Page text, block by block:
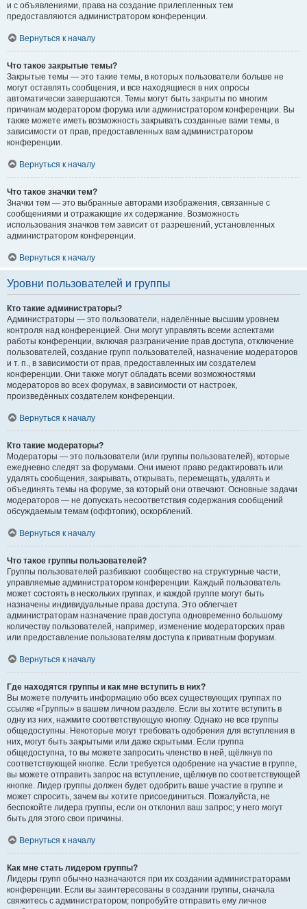
и с объявлениями, права на создание прилепленных тем
предоставляются администратором конференции.
Вернуться к началу
Что такое закрытые темы?
Закрытые темы — это такие темы, в которых пользователи больше не
могут оставлять сообщения, и все находящиеся в них опросы
автоматически завершаются. Темы могут быть закрыты по многим
причинам модератором форума или администратором конференции. Вы
также можете иметь возможность закрывать созданные вами темы, в
зависимости от прав, предоставленных вам администратором
конференции.
Вернуться к началу
Что такое значки тем?
Значки тем — это выбранные авторами изображения, связанные с
сообщениями и отражающие их содержание. Возможность
использования значков тем зависит от разрешений, установленных
администратором конференции.
Вернуться к началу
Уровни пользователей и группы
Кто такие администраторы?
Администраторы — это пользователи, наделённые высшим уровнем
контроля над конференцией. Они могут управлять всеми аспектами
работы конференции, включая разграничение прав доступа, отключение
пользователей, создание групп пользователей, назначение модераторов
и т. п., в зависимости от прав, предоставленных им создателем
конференции. Они также могут обладать всеми возможностями
модераторов во всех форумах, в зависимости от настроек,
произведённых создателем конференции.
Вернуться к началу
Кто такие модераторы?
Модераторы — это пользователи (или группы пользователей), которые
ежедневно следят за форумами. Они имеют право редактировать или
удалять сообщения, закрывать, открывать, перемещать, удалять и
объединять темы на форуме, за который они отвечают. Основные задачи
модераторов — не допускать несоответствия содержания сообщений
обсуждаемым темам (оффтопик), оскорблений.
Вернуться к началу
Что такое группы пользователей?
Группы пользователей разбивают сообщество на структурные части,
управляемые администратором конференции. Каждый пользователь
может состоять в нескольких группах, и каждой группе могут быть
назначены индивидуальные права доступа. Это облегчает
администраторам назначение прав доступа одновременно большому
количеству пользователей, например, изменение модераторских прав
или предоставление пользователям доступа к приватным форумам.
Вернуться к началу
Где находятся группы и как мне вступить в них?
Вы можете получить информацию обо всех существующих группах по
ссылке «Группы» в вашем личном разделе. Если вы хотите вступить в
одну из них, нажмите соответствующую кнопку. Однако не все группы
общедоступны. Некоторые могут требовать одобрения для вступления в
них, могут быть закрытыми или даже скрытыми. Если группа
общедоступна, то вы можете запросить членство в ней, щёлкнув по
соответствующей кнопке. Если требуется одобрение на участие в группе,
вы можете отправить запрос на вступление, щёлкнув по соответствующей
кнопке. Лидер группы должен будет одобрить ваше участие в группе и
может спросить, зачем вы хотите присоединиться. Пожалуйста, не
беспокойте лидера группы, если он отклонил ваш запрос; у него могут
быть для этого свои причины.
Вернуться к началу
Как мне стать лидером группы?
Лидеры групп обычно назначаются при их создании администраторами
конференции. Если вы заинтересованы в создании группы, сначала
свяжитесь с администратором; попробуйте отправить ему личное